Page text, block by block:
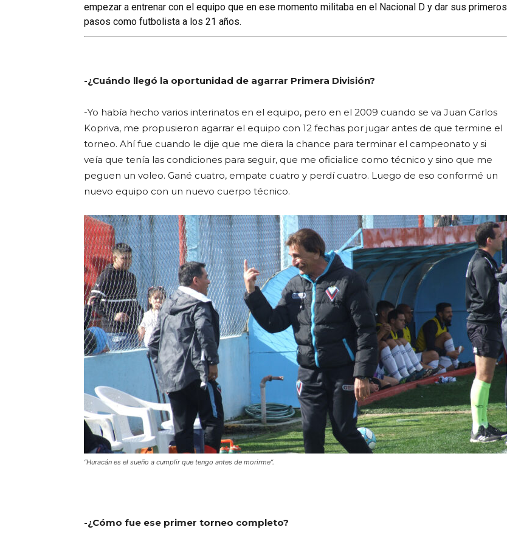
empezar a entrenar con el equipo que en ese momento militaba en el Nacional D y dar sus primeros
pasos como futbolista a los 21 años.
-¿Cuándo llegó la oportunidad de agarrar Primera División?
-Yo había hecho varios interinatos en el equipo, pero en el 2009 cuando se va Juan Carlos
Kopriva, me propusieron agarrar el equipo con 12 fechas por jugar antes de que termine el
torneo. Ahí fue cuando le dije que me diera la chance para terminar el campeonato y si
veía que tenía las condiciones para seguir, que me oficialice como técnico y sino que me
peguen un voleo. Gané cuatro, empate cuatro y perdí cuatro. Luego de eso conformé un
nuevo equipo con un nuevo cuerpo técnico.
“Huracán es el sueño a cumplir que tengo antes de morirme”.
-¿Cómo fue ese primer torneo completo?